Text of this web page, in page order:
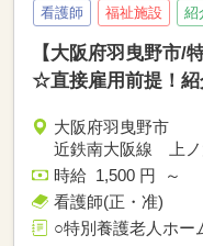
看護師 福祉施設 紹
【大阪府羽曳野市/
☆直接雇用前提！紹
大阪府羽曳野市
近鉄南大阪線 上
時給 1,500 円 ～
看護師(正・准)
○特別養護老人ホー